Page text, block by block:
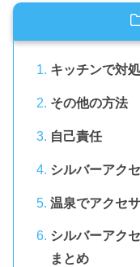
キッチンで対
その他の方法
自己責任
シルバーアク
温泉でアクセ
シルバーアク
まとめ